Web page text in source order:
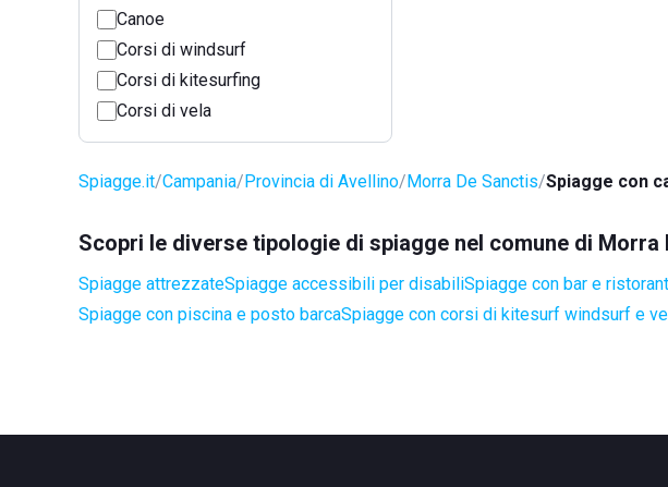
Canoe
Corsi di windsurf
Corsi di kitesurfing
Corsi di vela
Spiagge.it Campania Provincia di Avellino Morra De Sanctis Spiagge con
Scopri le diverse tipologie di spiagge nel comune di Morra
Spiagge attrezzateSpiagge accessibili per disabiliSpiagge con bar e
Spiagge con piscina e posto barcaSpiagge con corsi di kitesurf windsurf e